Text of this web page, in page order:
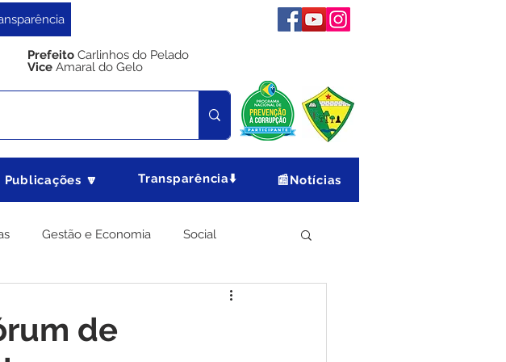
Prefeito Carlinhos do Pelado
Vice Amaral do Gelo
Publicações 🔽 Transparência⬇️ 📰Notícias
Gestão e Economia Social
Meio Ambiente
de